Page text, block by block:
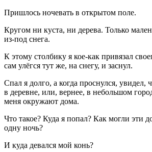
Пришлось ночевать в открытом поле.
Кругом ни куста, ни дерева. Только
из-под снега.
К этому столбику я кое-как привязал
сам улёгся тут же, на снегу, и заснул.
Спал я долго, а когда проснулся, увидел,
в деревне, или, вернее, в небольшом
меня окружают дома.
Что такое? Куда я попал? Как могли эти
одну ночь?
И куда девался мой конь?